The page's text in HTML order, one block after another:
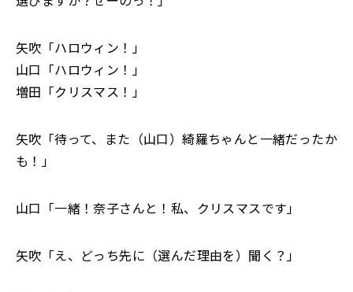
矢吹「ハロウィン！」
山口「ハロウィン！」
増田「クリスマス！」
矢吹「待って、また（山口）綺羅ちゃんと一緒だったか
も！」
山口「一緒！奈子さんと！私、クリスマスです」
矢吹「え、どっち先に（選んだ理由を）聞く？」